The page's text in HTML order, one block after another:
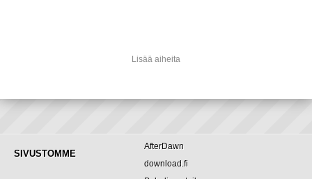
Lisää aiheita
SIVUSTOMME
AfterDawn
download.fi